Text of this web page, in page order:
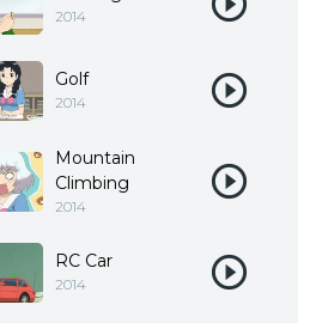
2014
Golf
2014
Mountain
Climbing
2014
RC Car
2014